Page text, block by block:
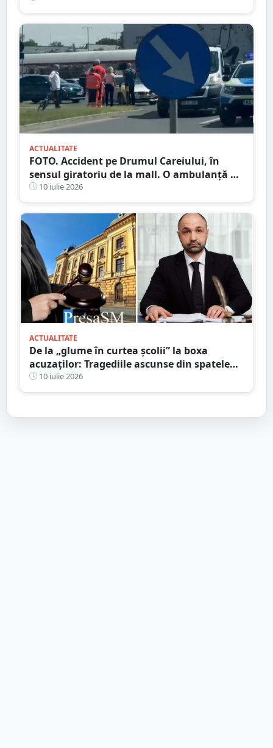
ACTUALITATE
FOTO. Accident pe Drumul Careiului, în
sensul giratoriu de la mall. O ambulanță a
fost chemată la fața locului
10 iulie 2026
ACTUALITATE
De la „glume în curtea școlii” la boxa
acuzaților: Tragediile ascunse din spatele
bullying-ului și consecințele penale pe care
mulți le ignoră
10 iulie 2026